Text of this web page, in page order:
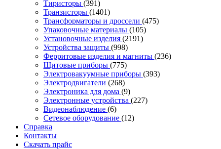
Тиристоры (391)
Транзисторы (1401)
Трансформаторы и дроссели (475)
Упаковочные материалы (105)
Установочные изделия (2191)
Устройства защиты (998)
Ферритовые изделия и магниты (236)
Щитовые приборы (775)
Электровакуумные приборы (393)
Электродвигатели (268)
Электроника для дома (9)
Электронные устройства (227)
Видеонаблюдение (6)
Сетевое оборудование (12)
Справка
Контакты
Скачать прайс